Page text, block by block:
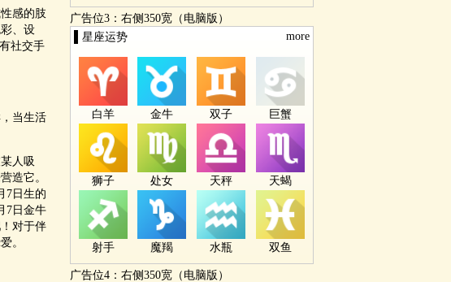
感的肢
、设
社交手
当生活
人吸
造它。
7日生的
7日金牛
对于伴
。
广告位3：右侧350宽（电脑版）
▌星座运势
more
白羊 金牛 双子 巨蟹
狮子 处女 天秤 天蝎
射手 魔羯 水瓶 双鱼
广告位4：右侧350宽（电脑版）